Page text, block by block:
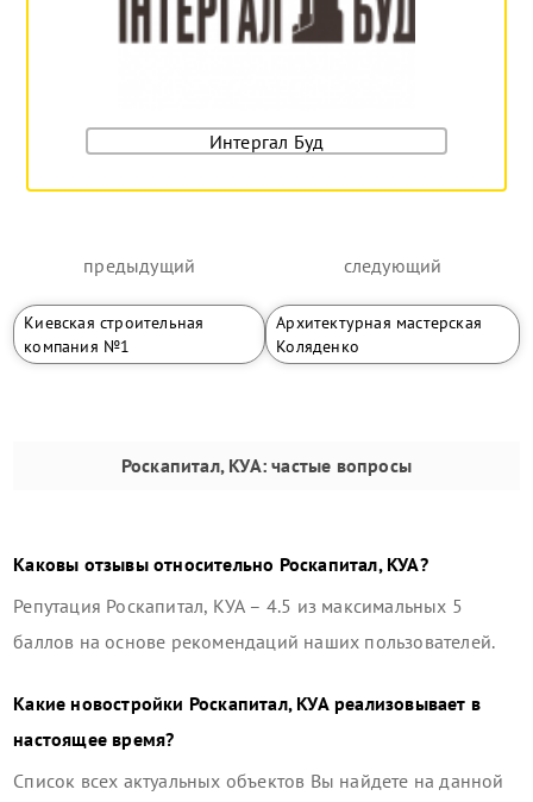
Интергал Буд
предыдущий
Киевская строительная
компания №1
следующий
Архитектурная мастерская
Коляденко
Роскапитал, КУА: частые вопросы
Каковы отзывы относительно Роскапитал, КУА?
Репутация Роскапитал, КУА – 4.5 из максимальных 5
баллов на основе рекомендаций наших пользователей.
Какие новостройки Роскапитал, КУАреализовывает в
настоящее время?
Список всех актуальных объектов Вы найдете на данной